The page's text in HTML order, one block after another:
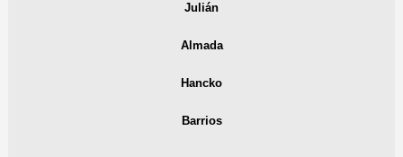
Julián
Almada
Hancko
Barrios